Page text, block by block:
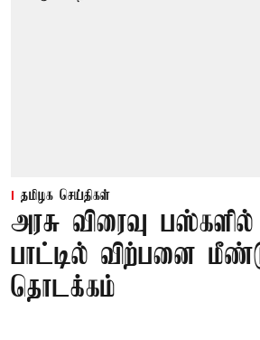
தமிழக செய்திகள்
அரசு விரைவு பஸ்களில்
பாட்டில் விற்பனை
தொடக்கம்